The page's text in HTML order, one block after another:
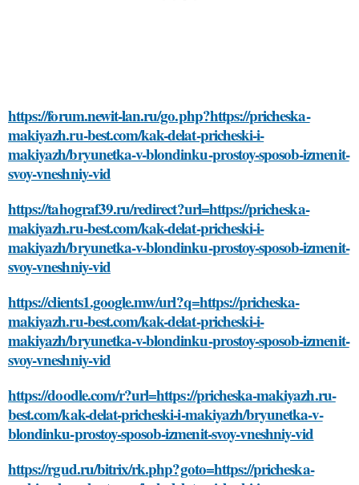
https://forum.newit-lan.ru/go.php?https://pricheska-
makiyazh.ru-best.com/kak-delat-pricheski-i-
makiyazh/bryunetka-v-blondinku-prostoy-sposob-izmenit-
svoy-vneshniy-vid
https://tahograf39.ru/redirect?url=https://pricheska-
makiyazh.ru-best.com/kak-delat-pricheski-i-
makiyazh/bryunetka-v-blondinku-prostoy-sposob-izmenit-
svoy-vneshniy-vid
https://clients1.google.mw/url?q=https://pricheska-
makiyazh.ru-best.com/kak-delat-pricheski-i-
makiyazh/bryunetka-v-blondinku-prostoy-sposob-izmenit-
svoy-vneshniy-vid
https://doodle.com/r?url=https://pricheska-makiyazh.ru-
best.com/kak-delat-pricheski-i-makiyazh/bryunetka-v-
blondinku-prostoy-sposob-izmenit-svoy-vneshniy-vid
https://rgud.ru/bitrix/rk.php?goto=https://pricheska-